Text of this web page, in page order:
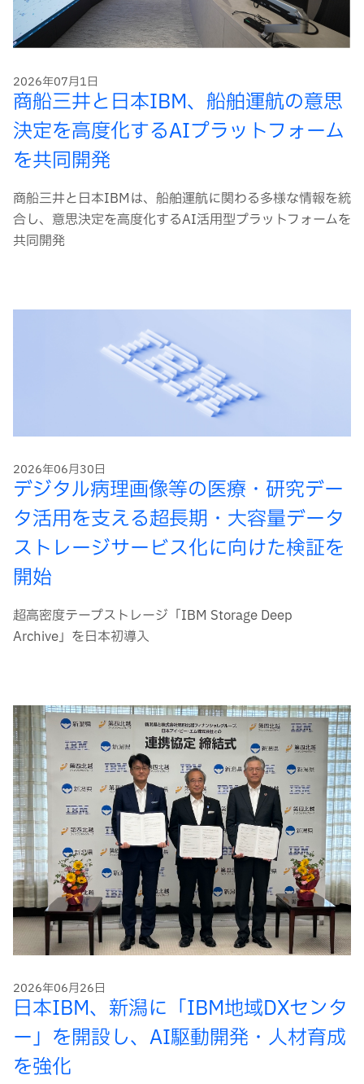
2026年07月1日
商船三井と日本IBM、船舶運航の意思
決定を高度化するAIプラットフォーム
を共同開発
商船三井と日本IBMは、船舶運航に関わる多様な情報を統
合し、意思決定を高度化するAI活用型プラットフォームを
共同開発
2026年06月30日
デジタル病理画像等の医療・研究デー
タ活用を支える超長期・大容量データ
ストレージサービス化に向けた検証を
開始
超高密度テープストレージ「IBM Storage Deep
Archive」を日本初導入
2026年06月26日
日本IBM、新潟に「IBM地域DXセンタ
ー」を開設し、AI駆動開発・人材育成
を強化